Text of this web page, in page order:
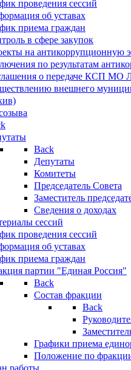
проведения сессий
об уставах
приема граждан
в сфере закупок
на антикоррупционную
по результатам
о передаче КСП МО
внешнего
Back
Депутаты
Комитеты
Председатель Совета
Заместитель
Сведения о доходах
сессий
проведения сессий
об уставах
приема граждан
партии "Единая Россия"
Back
Состав фракции
Back
Графики приема
Положение по
работы